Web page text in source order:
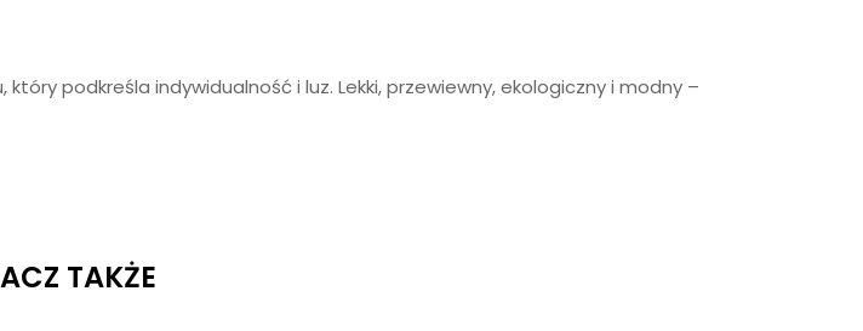
podkreśla indywidualność i luz. Lekki, przewiewny, ekologiczny i modny –
TAKŻE